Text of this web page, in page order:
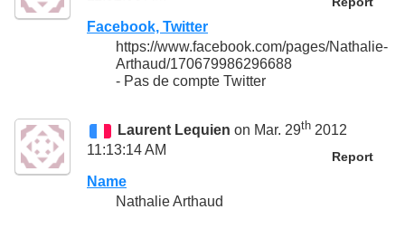
Facebook, Twitter
https://www.facebook.com/pages/Nathalie-
Arthaud/170679986296688
- Pas de compte Twitter
Laurent Lequien on Mar. 29th 2012
11:13:14 AM
Report
Name
Nathalie Arthaud